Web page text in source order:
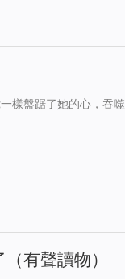
樣盤踞了她的心，吞噬
有聲讀物）